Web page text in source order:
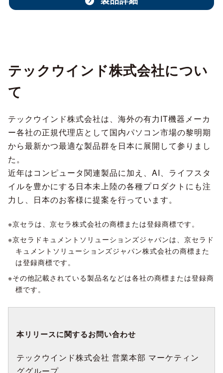
テックウインド株式会社につい
て
テックウインド株式会社は、海外の有力IT機器メーカ
ー各社の正規代理店として国内パソコン市場の黎明期
から最新かつ最適な製品群を日本に展開して参りまし
た。
近年はコンピュータ関連製品に加え、AI、ライフスタ
イルを豊かにする日本未上陸の各種プロダクトにも注
力し、日本のお客様に提案を行っています。
京セラは、京セラ株式会社の商標または登録商標です。
京セラドキュメントソリューションズジャパンは、京セラド
キュメントソリューションズジャパン株式会社の商標また
は登録商標です。
その他記載されている製品名などは各社の商標または登録商
標です。
本リリースに関するお問い合わせ
テックウインド株式会社 営業本部 マーケティン